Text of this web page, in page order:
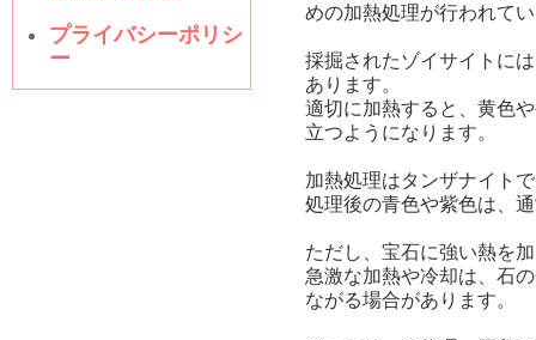
プライバシーポリシ
ー
めの加熱処理が行われて
採掘されたゾイサイトに
あります。
適切に加熱すると、黄色
立つようになります。
加熱処理はタンザナイト
処理後の青色や紫色は、
ただし、宝石に強い熱を
急激な加熱や冷却は、石
ながる場合があります。